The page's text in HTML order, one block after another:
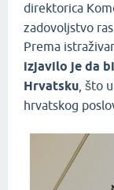
direktorica
zadovoljstvo
Prema
izjavilo je da
Hrvatsku , što
hrvatskog